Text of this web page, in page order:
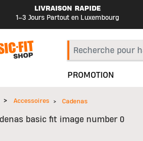
LIVRAISON RAPIDE
1–3 Jours Partout en Luxembourg
PROMOTION
Accessoires Cadenas